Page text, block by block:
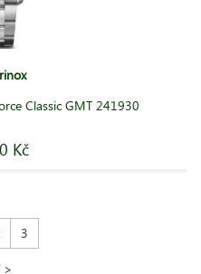
Classic GMT 241930
Kč
3
>